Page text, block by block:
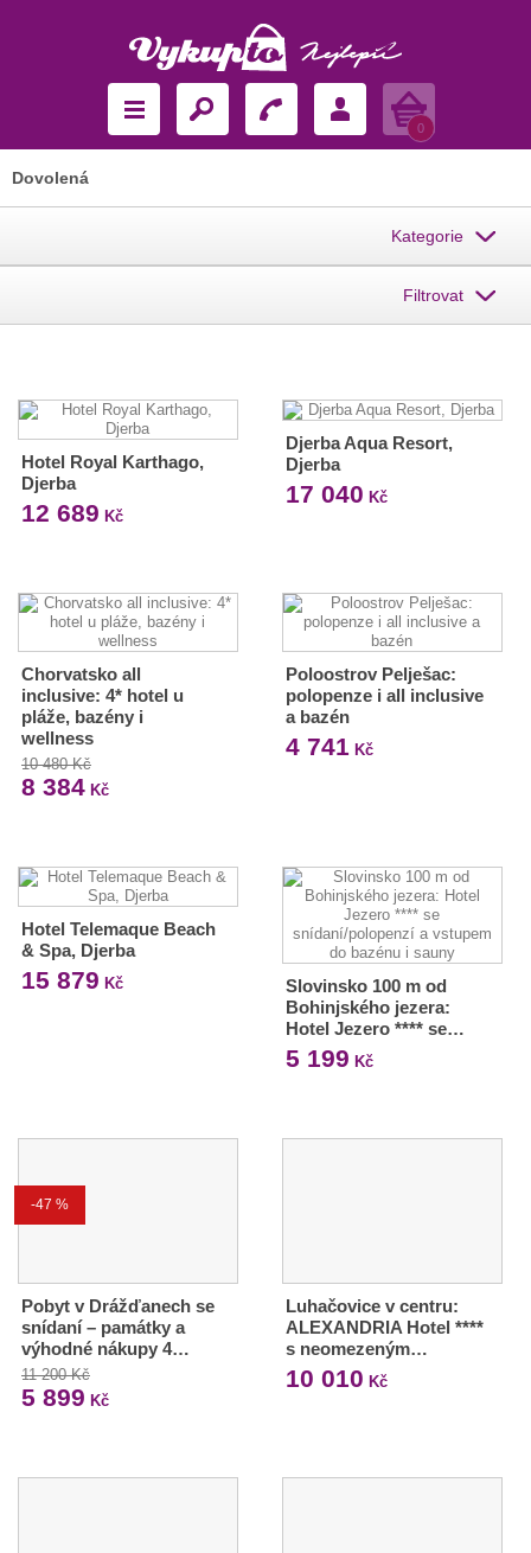
Košík
0
Dovolená
Kategorie
Filtrovat
Hotel Royal Karthago,
Djerba
12 689 Kč
Djerba Aqua Resort,
Djerba
17 040 Kč
Chorvatsko all
inclusive: 4* hotel u
pláže, bazény i
wellness
10 480 Kč
8 384 Kč
Poloostrov Pelješac:
polopenze i all inclusive
a bazén
4 741 Kč
Hotel Telemaque Beach
& Spa, Djerba
15 879 Kč
Slovinsko 100 m od
Bohinjského jezera:
Hotel Jezero **** se…
5 199 Kč
-47 %
Pobyt v Drážďanech se
snídaní – památky a
výhodné nákupy 4…
11 200 Kč
5 899 Kč
Luhačovice v centru:
ALEXANDRIA Hotel ****
s neomezeným…
10 010 Kč